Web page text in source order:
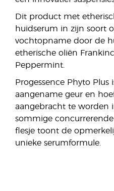
Dit product met
huidserum in zijn soort
vochtopname door de
etherische oliën
Peppermint.
Progessence Phyto Plus
aangename geur en
aangebracht te worden
sommige
flesje toont de
unieke serumformule.